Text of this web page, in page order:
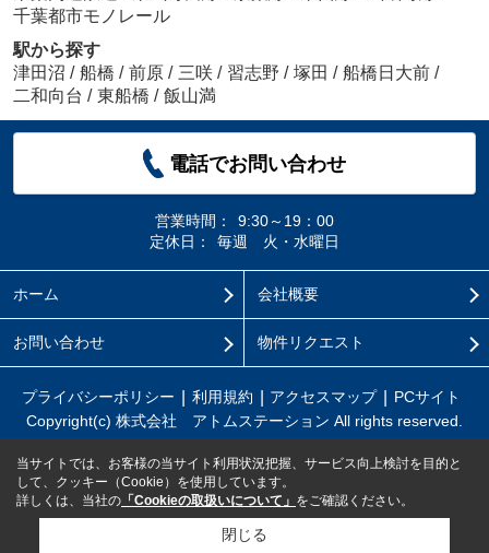
千葉都市モノレール
駅から探す
津田沼 / 船橋 / 前原 / 三咲 / 習志野 / 塚田 / 船橋日大前 /
二和向台 / 東船橋 / 飯山満
電話でお問い合わせ
営業時間：
9:30～19：00
定休日：
毎週 火・水曜日
ホーム 会社概要
お問い合わせ 物件リクエスト
プライバシーポリシー 利用規約 アクセスマップ
PCサイト
Copyright(c) 株式会社 アトムステーション All rights reserved.
当サイトでは、お客様の当サイト利用状況把握、サービス向上検討を目的と
して、クッキー（Cookie）を使用しています。
詳しくは、当社の 「Cookieの取扱いについて」 をご確認ください。
閉じる